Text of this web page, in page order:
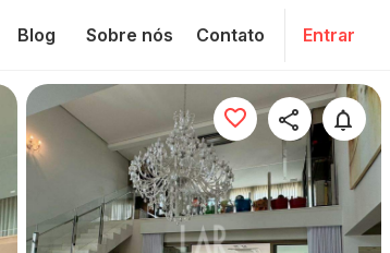
Blog Sobre nós Contato Entrar